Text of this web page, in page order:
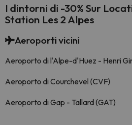
I dintorni di -30% Sur
Station Les 2 Alpes
Aeroporti vicini
Aeroporto di l'Alpe-d'Huez - Henri
Aeroporto di Courchevel (CVF)
Aeroporto di Gap - Tallard (GAT)